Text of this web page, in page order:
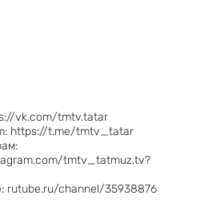
vk.com/tmtv.tatar
https://t.me/tmtv_tatar
tmtv_tatmuz.tv?
rutube.ru/channel/35938876